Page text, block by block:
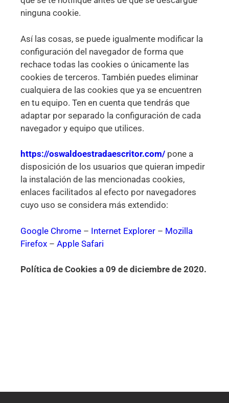
ninguna cookie.
Así las cosas, se puede igualmente modificar la
configuración del navegador de forma que
rechace todas las cookies o únicamente las
cookies de terceros. También puedes eliminar
cualquiera de las cookies que ya se encuentren
en tu equipo. Ten en cuenta que tendrás que
adaptar por separado la configuración de cada
navegador y equipo que utilices.
https://oswaldoestradaescritor.com/ pone a
disposición de los usuarios que quieran impedir
la instalación de las mencionadas cookies,
enlaces facilitados al efecto por navegadores
cuyo uso se considera más extendido:
Google Chrome – Internet Explorer – Mozilla
Firefox – Apple Safari
Política de Cookies a 09 de diciembre de 2020.